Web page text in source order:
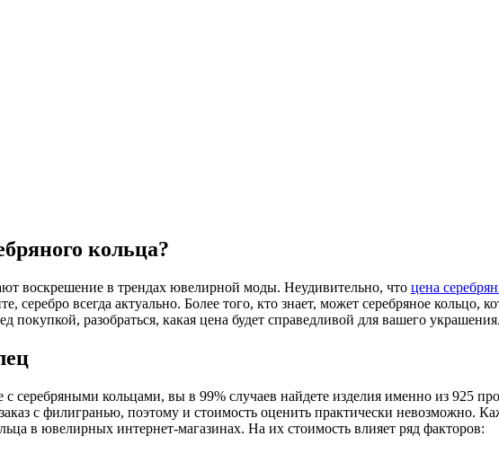
кольца?
воскрешение в трендах ювелирной моды. Неудивительно, что цена
всегда актуально. Более того, кто знает, может серебряное кольцо,
покупкой, разобраться, какая цена будет справедливой для вашего украшения.
серебряными кольцами, вы в 99% случаев найдете изделия именно из 925
с филигранью, поэтому и стоимость оценить практически невозможно.
в ювелирных интернет-магазинах. На их стоимость влияет ряд факторов: